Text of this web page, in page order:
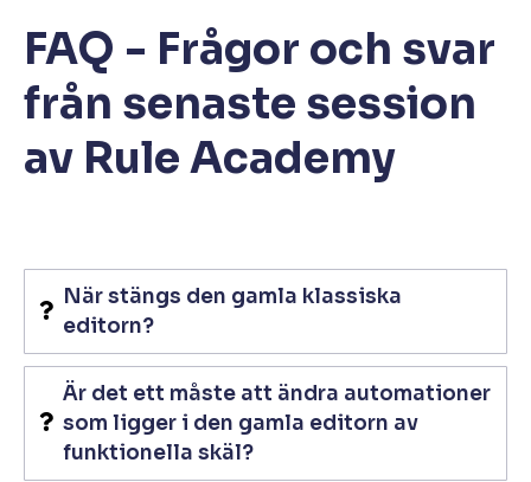
FAQ - Frågor och svar
från senaste session
av Rule Academy
När stängs den gamla klassiska
editorn?
Är det ett måste att ändra automationer
som ligger i den gamla editorn av
funktionella skäl?